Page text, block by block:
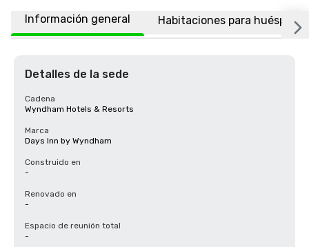
Información general Habitaciones para
Detalles de la sede
Cadena
Wyndham Hotels & Resorts
Marca
Days Inn by Wyndham
Construido en
-
Renovado en
-
Espacio de reunión total
-